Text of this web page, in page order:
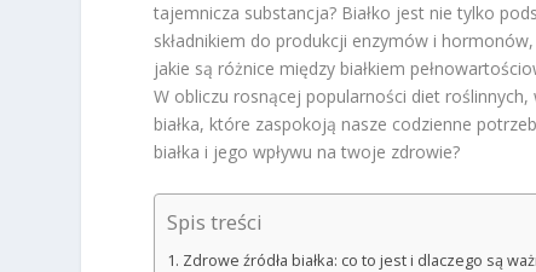
tajemnicza substancja? Białko jest nie tylko
składnikiem do produkcji enzymów i
jakie są różnice między białkiem
W obliczu rosnącej popularności diet
białka, które zaspokoją nasze codzienne
białka i jego wpływu na twoje zdrowie?
Spis treści
Zdrowe źródła białka: co to jest i dlaczego są